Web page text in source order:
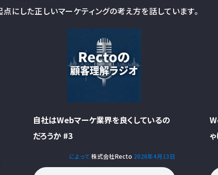
にした正しいマーケティングの考え方を話しています。
自社はWebマーケ業界を良くしているの
だろうか #3
によって 株式会社Recto 2026年4月13日